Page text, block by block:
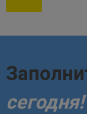
сегодня!